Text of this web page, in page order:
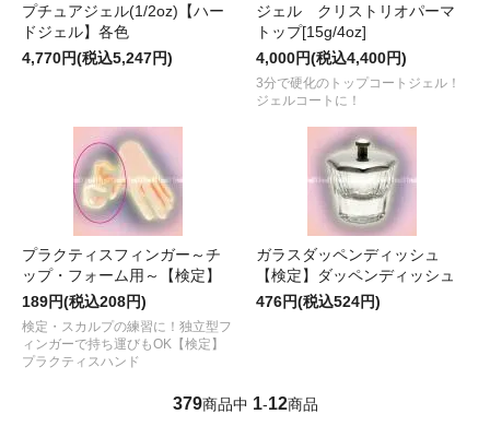
プチュアジェル(1/2oz)【ハー
ドジェル】各色
4,770円(税込5,247円)
ジェル クリストリオパーマ
トップ[15g/4oz]
4,000円(税込4,400円)
3分で硬化のトップコートジェル！
ジェルコートに！
プラクティスフィンガー～チ
ップ・フォーム用～【検定】
189円(税込208円)
検定・スカルプの練習に！独立型フ
ィンガーで持ち運びもOK【検定】
プラクティスハンド
ガラスダッペンディッシュ
【検定】ダッペンディッシュ
476円(税込524円)
379商品中 1-12商品